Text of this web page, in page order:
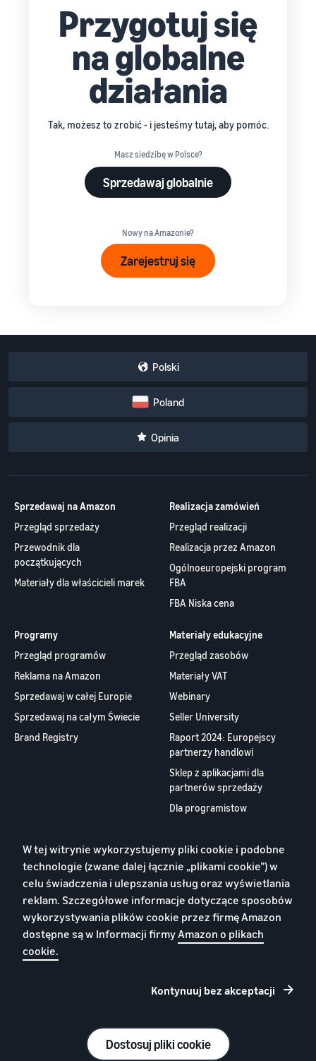
Przygotuj się
na globalne
działania
Tak, możesz to zrobić - i jesteśmy tutaj, aby pomóc.
Masz siedzibę w Polsce?
Sprzedawaj globalnie
Nowy na Amazonie?
Zarejestruj się
Polski
Poland
Opinia
Sprzedawaj na Amazon
Przegląd sprzedaży
Przewodnik dla
początkujących
Materiały dla właścicieli marek
Realizacja zamówień
Przegląd realizacji
Realizacja przez Amazon
Ogólnoeuropejski program
FBA
FBA Niska cena
Programy
Przegląd programów
Reklama na Amazon
Sprzedawaj w całej Europie
Sprzedawaj na całym Świecie
Brand Registry
Materiały edukacyjne
Przegląd zasobów
Materiały VAT
Webinary
Seller University
Raport 2024: Europejscy
partnerzy handlowi
Sklep z aplikacjami dla
partnerów sprzedaży
Dla programistow
Kontakt
Praca
Blog
YouTube
© 2026 Amazon.com, Inc. lub podmioty stowarzyszone
W tej witrynie wykorzystujemy pliki cookie i podobne
technologie (zwane dalej łącznie „plikami cookie”) w
celu świadczenia i ulepszania usług oraz wyświetlania
reklam. Szczegółowe informacje dotyczące sposobów
wykorzystywania plików cookie przez firmę Amazon
dostępne są w Informacji firmyAmazon o plikach
cookie.
Kontynuuj bez akceptacji
Dostosuj pliki cookie